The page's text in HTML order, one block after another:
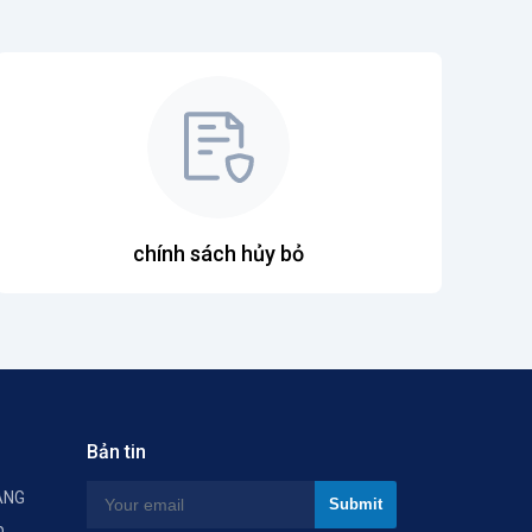
chính sách hủy bỏ
Bản tin